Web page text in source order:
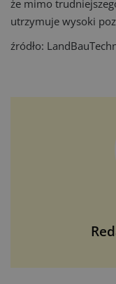
że mimo
utrzymuje wysoki
źródło: